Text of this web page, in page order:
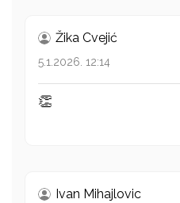
Žika Cvejić
5.1.2026. 12:14
👏
Ivan Mihajlovic